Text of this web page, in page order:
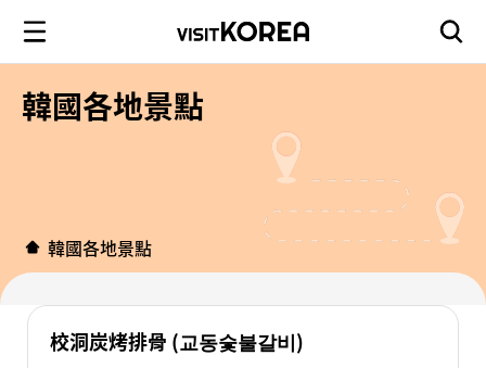
韓國各地景點
韓國各地景點
校洞炭烤排骨 (교동숯불갈비)